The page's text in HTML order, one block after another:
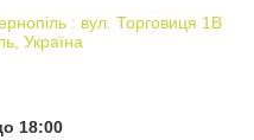
: вул. Торговиця 1В
Україна
18:00